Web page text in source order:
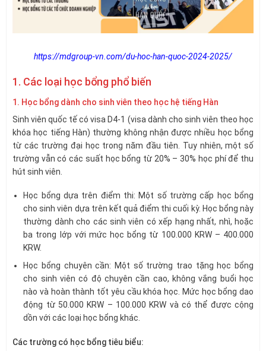
https://mdgroup-vn.com/du-hoc-han-quoc-2024-2025/
1. Các loại học bổng phổ biến
1. Học bổng dành cho sinh viên theo học hệ tiếng Hàn
Sinh viên quốc tế có visa D4-1 (visa dành cho sinh viên theo học
khóa học tiếng Hàn) thường không nhận được nhiều học bổng
từ các trường đại học trong năm đầu tiên. Tuy nhiên, một số
trường vẫn có các suất học bổng từ 20% – 30% học phí để thu
hút sinh viên.
Học bổng dựa trên điểm thi: Một số trường cấp học bổng
cho sinh viên dựa trên kết quả điểm thi cuối kỳ. Học bổng này
thường dành cho các sinh viên có xếp hạng nhất, nhì, hoặc
ba trong lớp với mức học bổng từ 100.000 KRW – 400.000
KRW.
Học bổng chuyên cần: Một số trường trao tặng học bổng
cho sinh viên có độ chuyên cần cao, không vắng buổi học
nào và hoàn thành tốt yêu cầu khóa học. Mức học bổng dao
động từ 50.000 KRW – 100.000 KRW và có thể được cộng
dồn với các loại học bổng khác.
Các trường có học bổng tiêu biểu: